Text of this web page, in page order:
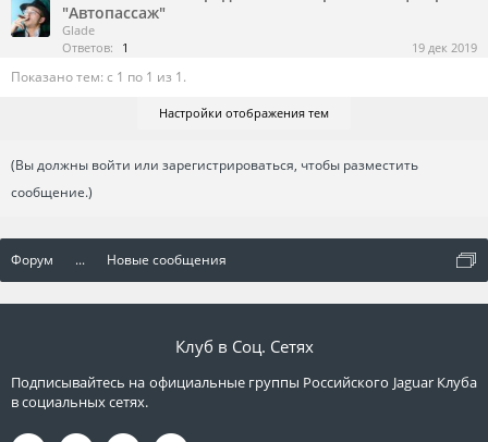
"Автопассаж"
Glade
Ответов:
1 19 дек 2019
Показано тем: с 1 по 1 из 1.
Настройки отображения тем
(Вы должны войти или зарегистрироваться, чтобы разместить
сообщение.)
Форум ... Новые сообщения
Клуб в Соц. Сетях
Подписывайтесь на официальные группы Российского Jaguar Клуба
в социальных сетях.